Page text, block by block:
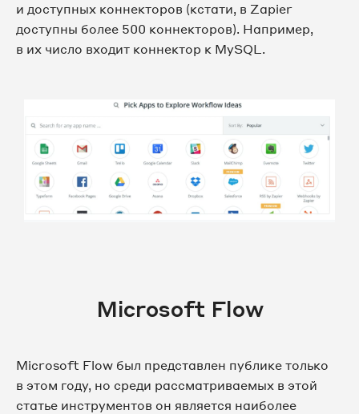
и доступных коннекторов (кстати, в Zapier
доступны более 500 коннекторов). Например,
в их число входит коннектор к MySQL.
Microsoft Flow
Microsoft Flow был представлен публике только
в этом году, но среди рассматриваемых в этой
статье инструментов он является наиболее